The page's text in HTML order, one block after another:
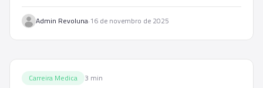
Admin Revoluna·16 de novembro de 2025
Carreira Medica 3 min